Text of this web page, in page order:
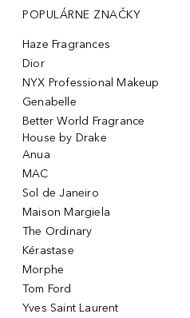
POPULÁRNE ZNAČKY
Haze Fragrances
Dior
NYX Professional Makeup
Genabelle
Better World Fragrance
House by Drake
Anua
MAC
Sol de Janeiro
Maison Margiela
The Ordinary
Kérastase
Morphe
Tom Ford
Yves Saint Laurent